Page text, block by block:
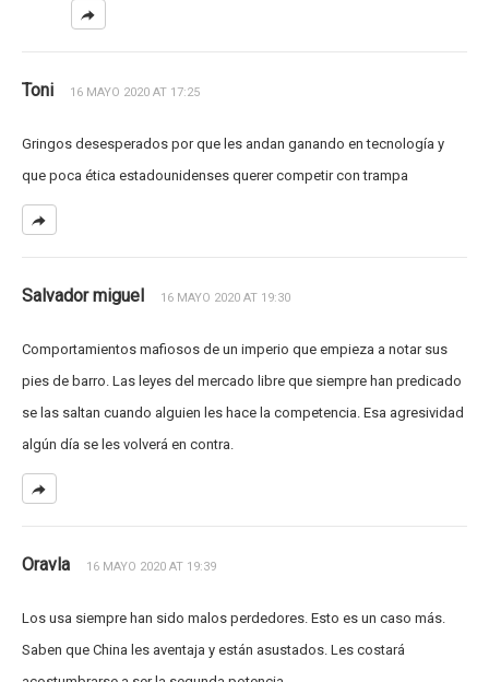
Toni 16 MAYO 2020 AT 17:25
Gringos desesperados por que les andan ganando en tecnología y
que poca ética estadounidenses querer competir con trampa
Salvador miguel 16 MAYO 2020 AT 19:30
Comportamientos mafiosos de un imperio que empieza a notar sus
pies de barro. Las leyes del mercado libre que siempre han predicado
se las saltan cuando alguien les hace la competencia. Esa agresividad
algún día se les volverá en contra.
Oravla 16 MAYO 2020 AT 19:39
Los usa siempre han sido malos perdedores. Esto es un caso más.
Saben que China les aventaja y están asustados. Les costará